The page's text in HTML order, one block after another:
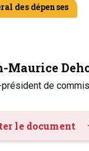
des dépenses
Maurice
de
le document